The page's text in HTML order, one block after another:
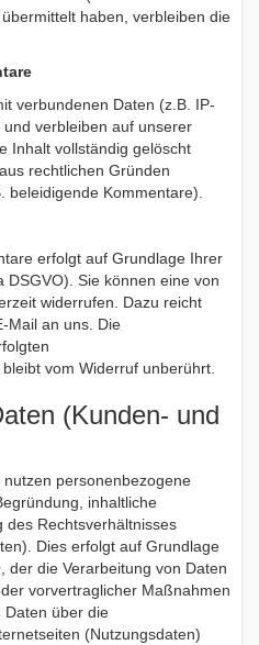
haben, verbleiben die
verbundenen Daten (z.B. IP-
verbleiben auf unserer
Inhalt vollständig gelöscht
rechtlichen Gründen
beleidigende Kommentare).
erfolgt auf Grundlage Ihrer
DSGVO). Sie können eine von
widerrufen. Dazu reicht
Mail an uns. Die
vom Widerruf unberührt.
(Kunden- und
personenbezogene
inhaltliche
des Rechtsverhältnisses
Dies erfolgt auf Grundlage
der die Verarbeitung von Daten
vorvertraglicher Maßnahmen
Daten über die
(Nutzungsdaten)